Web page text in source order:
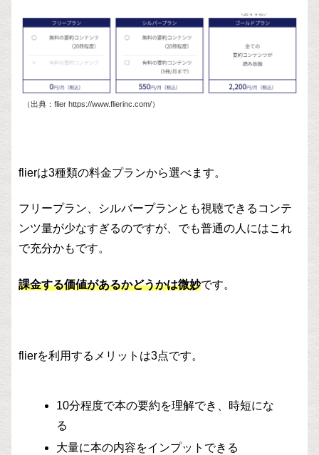
（出典：flier https://www.flierinc.com/）
flierは3種類の料金プランから選べます。
フリープラン、シルバープランとも視聴できるコンテ
ンツ量が少なすぎるのですが、でも普通の人にはこれ
で充分かもです。
課金する価値があるかどうかは微妙です。
flierを利用するメリットは3点です。
10分程度で本の要約を理解でき、時短にな
る
大量に本の内容をインプットできる